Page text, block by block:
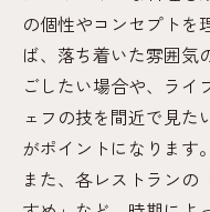
ディナータ
レストラン
が大切
アクセスも安心
駅近や駐車場
由
の個性やコンセプトを
ば、落ち着いた雰囲気
ごしたい場合や、ライ
ェフの技を間近で見た
がポイントになります。
また、各レストランの